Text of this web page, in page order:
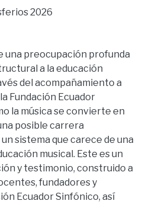
2026
una preocupación profunda
a la educación
del acompañamiento a
Fundación Ecuador
la música se convierte en
posible carrera
sistema que carece de una
musical. Este es un
y testimonio, construido a
fundadores y
Ecuador Sinfónico, así